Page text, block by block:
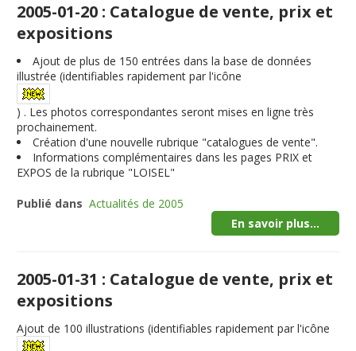
2005-01-20 : Catalogue de vente, prix et
expositions
Ajout de plus de 150 entrées dans la base de données
illustrée (identifiables rapidement par l'icône
) . Les photos correspondantes seront mises en ligne très
prochainement.
Création d'une nouvelle rubrique "catalogues de vente".
Informations complémentaires dans les pages PRIX et
EXPOS de la rubrique "LOISEL"
Publié dans Actualités de 2005
En savoir plus...
2005-01-31 : Catalogue de vente, prix et
expositions
Ajout de 100 illustrations (identifiables rapidement par l'icône